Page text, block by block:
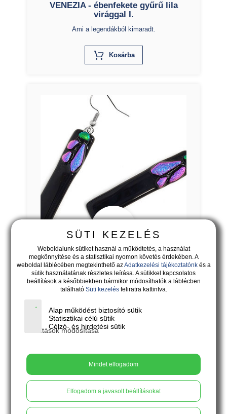
VENEZIA - ébenfekete gyűrű lila
virággal I.
Ami a legendákból kimaradt.
KosárbaX
VENEZIA - ébenfekete lógós
fülbevaló lila virágokkal I.
Ami a legendákból kimaradt.
Kosárba
SÜTI KEZELÉS
Weboldalunk sütiket használ a működtetés, a használat
megkönnyítése és a statisztikai nyomon követés érdekében. A
weboldal láblécében megtekinthető azAdatkezelési tájékoztatónkés a
sütik használatának részletes leírása. A sütikkel kapcsolatos
beállítások a későbbiekben bármikor módosíthatók a láblécben
található Süti kezelésfeliratra kattintva.
Alap működést biztosító sütik
Statisztikai célú sütik
Célzó- és hirdetési sütik
Beállítások módosítása
Mindet elfogadom
Elfogadom a javasolt beállításokat